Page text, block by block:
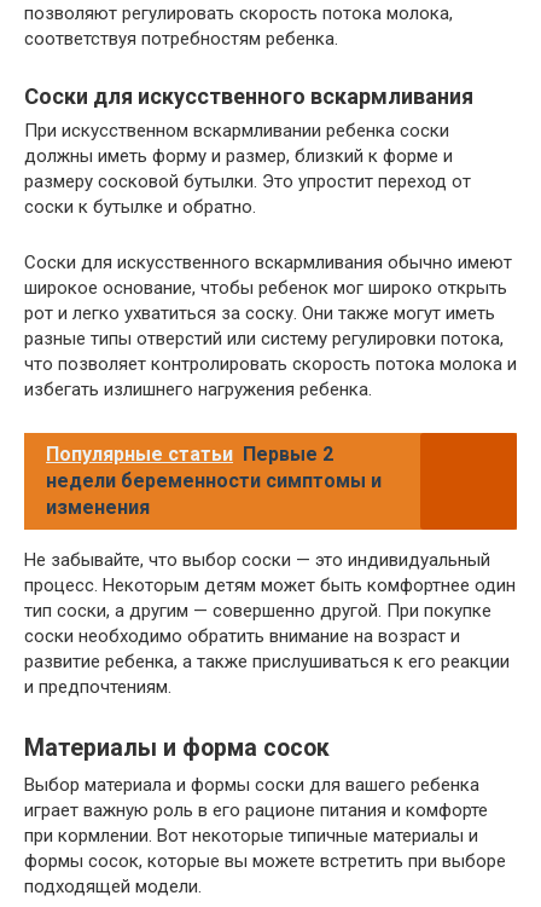
позволяют регулировать скорость потока молока,
соответствуя потребностям ребенка.
Соски для искусственного вскармливания
При искусственном вскармливании ребенка соски
должны иметь форму и размер, близкий к форме и
размеру сосковой бутылки. Это упростит переход от
соски к бутылке и обратно.
Соски для искусственного вскармливания обычно имеют
широкое основание, чтобы ребенок мог широко открыть
рот и легко ухватиться за соску. Они также могут иметь
разные типы отверстий или систему регулировки потока,
что позволяет контролировать скорость потока молока и
избегать излишнего нагружения ребенка.
Популярные статьи Первые 2
недели беременности симптомы и
изменения
Не забывайте, что выбор соски — это индивидуальный
процесс. Некоторым детям может быть комфортнее один
тип соски, а другим — совершенно другой. При покупке
соски необходимо обратить внимание на возраст и
развитие ребенка, а также прислушиваться к его реакции
и предпочтениям.
Материалы и форма сосок
Выбор материала и формы соски для вашего ребенка
играет важную роль в его рационе питания и комфорте
при кормлении. Вот некоторые типичные материалы и
формы сосок, которые вы можете встретить при выборе
подходящей модели.